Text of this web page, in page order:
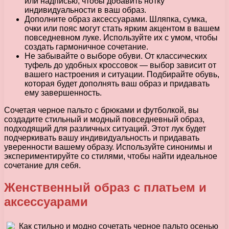
индивидуальности в ваш образ.
Дополните образ аксессуарами. Шляпка, сумка,
очки или пояс могут стать ярким акцентом в вашем
повседневном луке. Используйте их с умом, чтобы
создать гармоничное сочетание.
Не забывайте о выборе обуви. От классических
туфель до удобных кроссовок — выбор зависит от
вашего настроения и ситуации. Подбирайте обувь,
которая будет дополнять ваш образ и придавать
ему завершенность.
Сочетая черное пальто с брюками и футболкой, вы
создадите стильный и модный повседневный образ,
подходящий для различных ситуаций. Этот лук будет
подчеркивать вашу индивидуальность и придавать
уверенности вашему образу. Используйте синонимы и
экспериментируйте со стилями, чтобы найти идеальное
сочетание для себя.
Женственный образ с платьем и
аксессуарами